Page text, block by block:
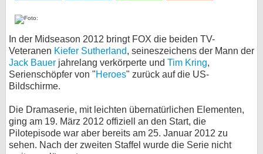
In der Midseason 2012 bringt FOX die beiden TV-
Veteranen Kiefer Sutherland, seineszeichens der Mann der
Jack Bauer jahrelang verkörperte und Tim Kring,
Serienschöpfer von "Heroes" zurück auf die US-
Bildschirme.
Die Dramaserie, mit leichten übernatürlichen Elementen,
ging am 19. März 2012 offiziell an den Start, die
Pilotepisode war aber bereits am 25. Januar 2012 zu
sehen. Nach der zweiten Staffel wurde die Serie nicht
SERVICE
Gewinnspiele
Forum
bei X
bei Facebook